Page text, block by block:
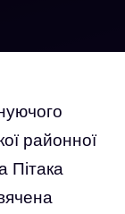
районної
Пітака